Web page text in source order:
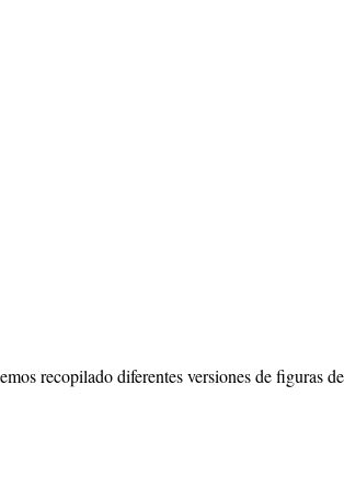
recopilado diferentes versiones de